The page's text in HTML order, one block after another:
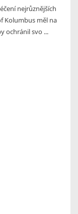
nejrůznějších
Kolumbus měl na
ochránil svo ...